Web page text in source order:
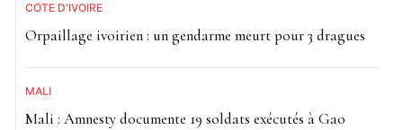
CÔTE D'IVOIRE
Orpaillage ivoirien : un gendarme meurt pour 3 dragues
MALI
Mali : Amnesty documente 19 soldats exécutés à Gao